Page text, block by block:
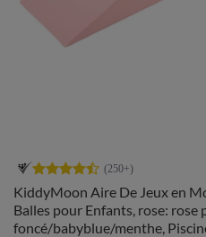
KiddyMoon Aire De Jeux en
Balles pour Enfants, rose: rose
foncé/babyblue/menthe,